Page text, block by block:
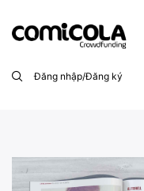
Đăng nhập/Đăng ký